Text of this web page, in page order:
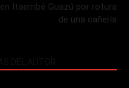
en Itaembé Guazú por rotura
de una cañería